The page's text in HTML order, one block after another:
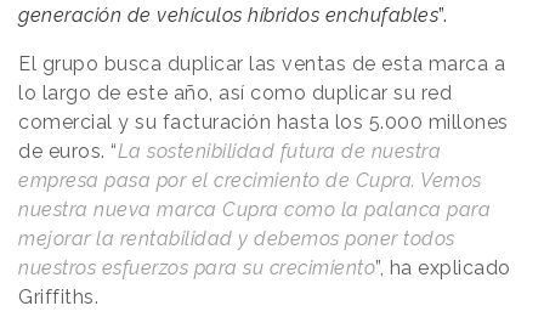
generación de vehículos híbridos enchufables”.
El grupo busca duplicar las ventas de esta marca a
lo largo de este año, así como duplicar su red
comercial y su facturación hasta los 5.000 millones
de euros. “La sostenibilidad futura de nuestra
empresa pasa por el crecimiento de Cupra. Vemos
nuestra nueva marca Cupra como la palanca para
mejorar la rentabilidad y debemos poner todos
nuestros esfuerzos para su crecimiento”, ha explicado
Griffiths.